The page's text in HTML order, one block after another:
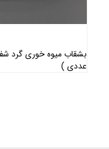
عددی )